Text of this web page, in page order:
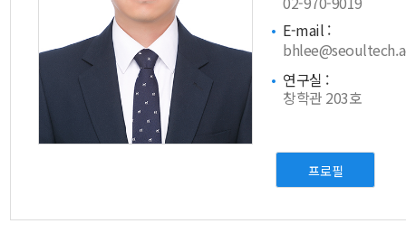
E-mail :
연구실 :
창학관 203호
프로필